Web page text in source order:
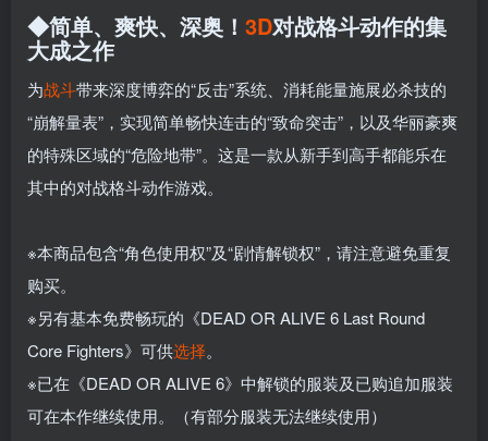
◆简单、爽快、深奥！ 3D对战格斗动作的集
大成之作
为战斗带来深度博弈的“反击”系统、消耗能量施展必杀技的
“崩解量表”，实现简单畅快连击的“致命突击”，以及华丽豪爽
的特殊区域的“危险地带”。这是一款从新手到高手都能乐在
其中的对战格斗动作游戏。
※本商品包含“角色使用权”及“剧情解锁权”，请注意避免重复
购买。
※另有基本免费畅玩的《DEAD OR ALIVE 6 Last Round
Core Fighters》可供选择。
※已在《DEAD OR ALIVE 6》中解锁的服装及已购追加服装
可在本作继续使用。（有部分服装无法继续使用）